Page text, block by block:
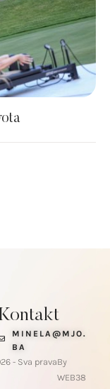
MINELA@MJO.
BA
- Sva pravaBy
WEB38